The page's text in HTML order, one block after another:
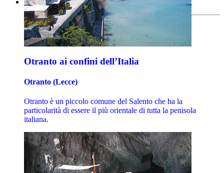
Otranto ai confini dell’Italia
Otranto (Lecce)
Otranto è un piccolo comune del Salento che ha la
particolarità di essere il più orientale di tutta la penisola
italiana.